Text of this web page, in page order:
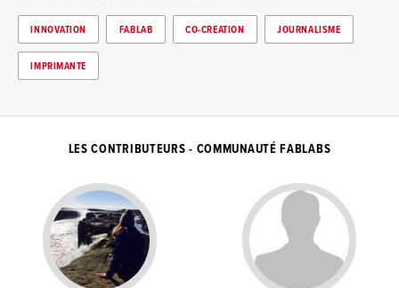
INNOVATION FABLAB CO-CREATION JOURNALISME
IMPRIMANTE
LES CONTRIBUTEURS - COMMUNAUTÉ FABLABS